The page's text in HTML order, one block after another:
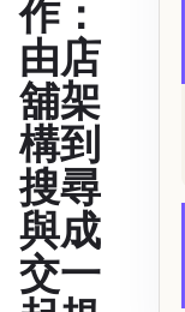
作：
由店
舖架
構到
搜尋
與成
交一